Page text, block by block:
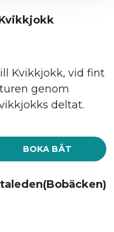
Kvikkjokk, vid fint
genom
deltat.
BOKA BÅT